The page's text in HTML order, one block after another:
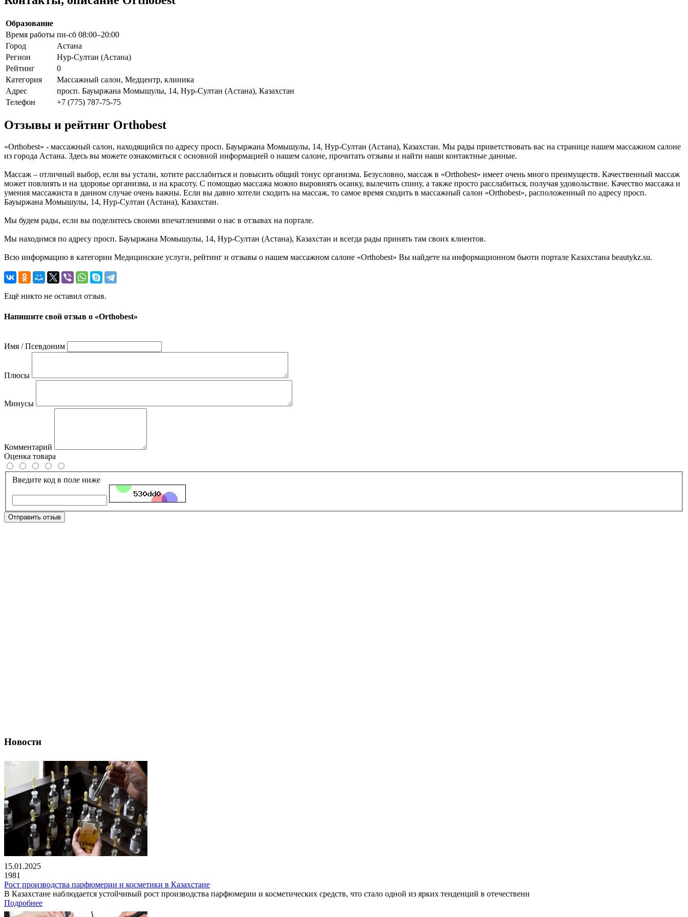
Образование
Время работы пн-сб 08:00–20:00
Город
Астана
Регион
Нур-Султан (Астана)
Рейтинг
0
Категория
Массажный салон, Медцентр, клиника
Адрес
просп. Бауыржана Момышулы, 14, Нур-Султан (Астана), Казахстан
Телефон
+7 (775) 787-75-75
Отзывы и рейтинг Orthobest
«Orthobest» - массажный салон, находящийся по адресу просп. Бауыржана Момышулы, 14, Нур-Султан (Астана), Казахстан. Мы рады приветствовать вас на странице нашем массажном салоне
из города Астана. Здесь вы можете ознакомиться с основной информацией о нашем салоне, прочитать отзывы и найти наши контактные данные.
Массаж – отличный выбор, если вы устали, хотите расслабиться и повысить общий тонус организма. Безусловно, массаж в «Orthobest» имеет очень много преимуществ. Качественный массаж
может повлиять и на здоровье организма, и на красоту. С помощью массажа можно выровнять осанку, вылечить спину, а также просто расслабиться, получая удовольствие. Качество массажа и
умения массажиста в данном случае очень важны. Если вы давно хотели сходить на массаж, то самое время сходить в массажный салон «Orthobest», расположенный по адресу просп.
Бауыржана Момышулы, 14, Нур-Султан (Астана), Казахстан.
Мы будем рады, если вы поделитесь своими впечатлениями о нас в отзывах на портале.
Мы находимся по адресу просп. Бауыржана Момышулы, 14, Нур-Султан (Астана), Казахстан и всегда рады принять там своих клиентов.
Всю информацию в категории Медицинские услуги, рейтинг и отзывы о нашем массажном салоне «Orthobest» Вы найдете на информационном бьюти портале Казахстана beautykz.su.
Ещё никто не оставил отзыв.
Напишите свой отзыв о «Orthobest»
Имя / Псевдоним
Плюсы
Минусы
Комментарий
Оценка товара
Введите код в поле ниже
Отправить отзыв
Новости
15.01.2025
1981
Рост производства парфюмерии и косметики в Казахстане
В Казахстане наблюдается устойчивый рост производства парфюмерии и косметических средств, что стало одной из ярких тенденций в отечественн
Подробнее